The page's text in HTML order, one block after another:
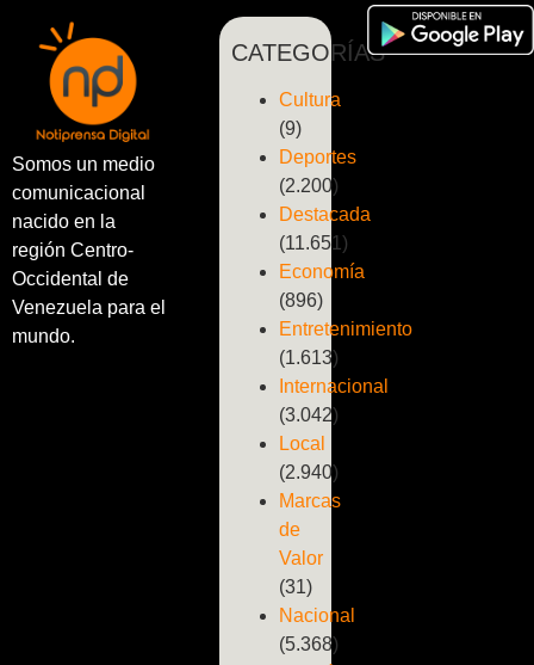
Somos un medio
comunicacional
nacido en la
región Centro-
Occidental de
Venezuela para el
mundo.
CATEGORÍAS
Cultura
(9)
Deportes
(2.200)
Destacada
(11.651)
Economía
(896)
Entretenimiento
(1.613)
Internacional
(3.042)
Local
(2.940)
Marcas
de
Valor
(31)
Nacional
(5.368)